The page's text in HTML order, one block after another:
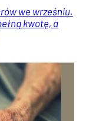
we wrześniu.
kwotę, a